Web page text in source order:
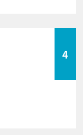
4